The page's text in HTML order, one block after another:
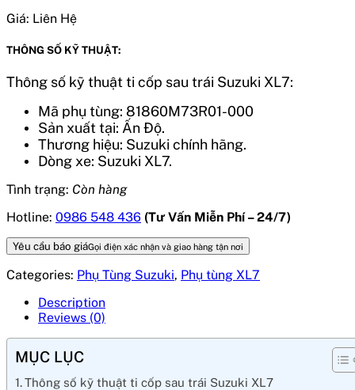
Giá: Liên Hệ
THÔNG SỐ KỸ THUẬT:
Thông số kỹ thuật ti cốp sau trái Suzuki XL7:
Mã phụ tùng: 81860M73R01-000
Sản xuất tại: Ấn Độ.
Thương hiệu: Suzuki chính hãng.
Dòng xe: Suzuki XL7.
Tình trạng: Còn hàng
Hotline: 0986 548 436 (Tư Vấn Miễn Phí – 24/7)
Yêu cầu báo giáGọi điện xác nhận và giao hàng tận nơi
Categories: Phụ Tùng Suzuki, Phụ tùng XL7
Description
Reviews (0)
MỤC LỤC
Thông số kỹ thuật ti cốp sau trái Suzuki XL7